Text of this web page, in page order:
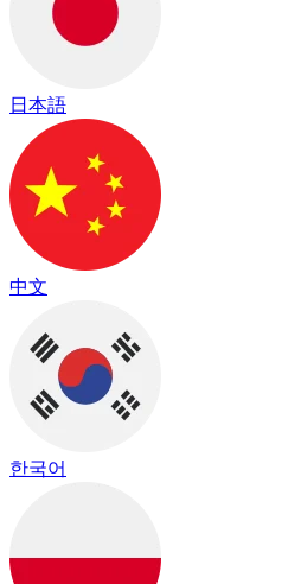
日本語
中文
한국어